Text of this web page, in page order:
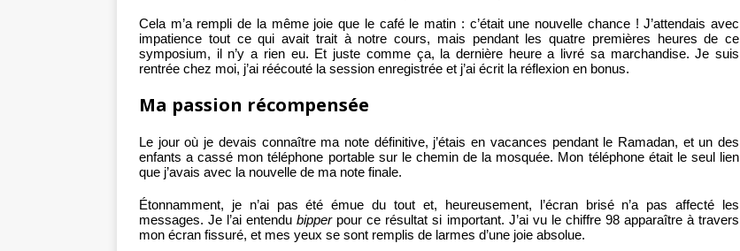
Cela m’a rempli de la même joie que le café le matin : c’était une nouvelle chance ! J’attendais avec
impatience tout ce qui avait trait à notre cours, mais pendant les quatre premières heures de ce
symposium, il n’y a rien eu. Et juste comme ça, la dernière heure a livré sa marchandise. Je suis
rentrée chez moi, j’ai réécouté la session enregistrée et j’ai écrit la réflexion en bonus.
Ma passion récompensée
Le jour où je devais connaître ma note définitive, j’étais en vacances pendant le Ramadan, et un des
enfants a cassé mon téléphone portable sur le chemin de la mosquée. Mon téléphone était le seul lien
que j’avais avec la nouvelle de ma note finale.
Étonnamment, je n’ai pas été émue du tout et, heureusement, l’écran brisé n’a pas affecté les
messages. Je l’ai entendubipperpour ce résultat si important. J’ai vu le chiffre 98 apparaître à travers
mon écran fissuré, et mes yeux se sont remplis de larmes d’une joie absolue.